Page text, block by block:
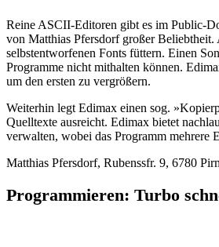
Reine ASCII-Editoren gibt es im Public-
von Matthias Pfersdorf großer
selbstentworfenen Fonts füttern. Einen
Programme nicht mithalten können.
um den ersten zu vergrößern.
Weiterhin legt Edimax einen sog.
Quelltexte ausreicht. Edimax bietet
verwalten, wobei das Programm mehrere
Matthias Pfersdorf, Rubenssfr. 9, 6780
Programmieren: Turbo